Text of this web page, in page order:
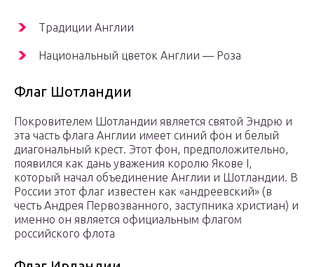
Традиции Англии
Национальный цветок Англии — Роза
Флаг Шотландии
Покровителем Шотландии является святой Эндрю и
эта часть флага Англии имеет синий фон и белый
диагональный крест. Этот фон, предположительно,
появился как дань уважения королю Якове I,
который начал объединение Англии и Шотландии. В
России этот флаг известен как «андреевский» (в
честь Андрея Первозванного, заступника христиан) и
именно он является официальным флагом
российского флота